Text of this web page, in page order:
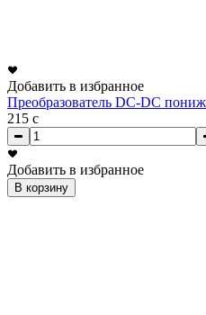
Добавить в избранное
Преобразователь DC-DC
215 c
Добавить в избранное
В корзину